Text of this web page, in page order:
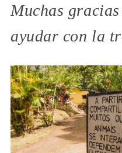
Muchas
ayudar con la